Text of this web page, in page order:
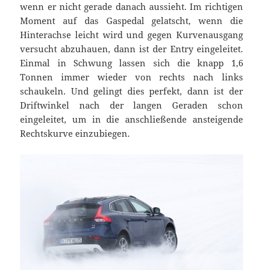
wenn er nicht gerade danach aussieht. Im richtigen
Moment auf das Gaspedal gelatscht, wenn die
Hinterachse leicht wird und gegen Kurvenausgang
versucht abzuhauen, dann ist der Entry eingeleitet.
Einmal in Schwung lassen sich die knapp 1,6
Tonnen immer wieder von rechts nach links
schaukeln. Und gelingt dies perfekt, dann ist der
Driftwinkel nach der langen Geraden schon
eingeleitet, um in die anschließende ansteigende
Rechtskurve einzubiegen.